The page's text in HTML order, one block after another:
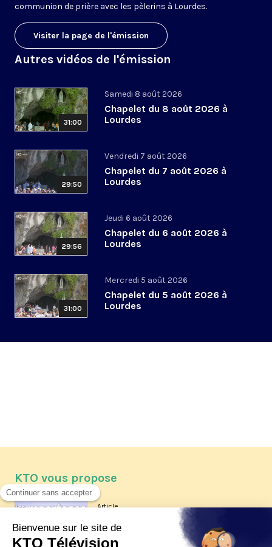
communion de prière avec les pèlerins à Lourdes.
Visiter la page de l'émission
Autres vidéos de l'émission
31:00
Samedi 8 août 2026
Chapelet du 8 août 2026 à
Lourdes
29:50
Vendredi 7 août 2026
Chapelet du 7 août 2026 à
Lourdes
29:56
Jeudi 6 août 2026
Chapelet du 6 août 2026 à
Lourdes
31:00
Mercredi 5 août 2026
Chapelet du 5 août 2026 à
Lourdes
KTO vous propose
Article
Les reportages d'été 2026 de KTO